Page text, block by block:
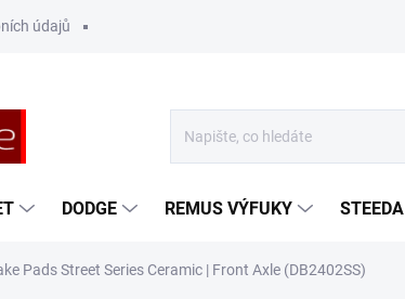
údajů
DODGE REMUS VÝFUKY STEEDA
Pads Street Series Ceramic | Front Axle (DB2402SS)